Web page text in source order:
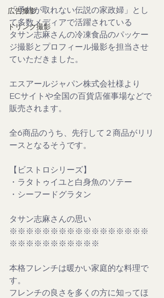
広告撮影
ドリンク撮影
「予約が取れない伝説の家政婦」とし
て多数メディアで活躍されている
タサン志麻さんの冷凍食品のパッケー
ジ撮影とプロフィール撮影を担当させ
ていただきました。
エスアールジャパン株式会社様より
ECサイトや全国の百貨店催事場などで
販売されます。
全6商品のうち、先行して２商品がリリ
ースとなるそうです。
【ビストロシリーズ】
・ラタトゥイユと白身魚のソテー
・シーフードグラタン
タサン志麻さんの思い
※※※※※※※※※※※※※※※※※
※※※※※※※※※※※
本格フレンチは暖かい家庭的な料理で
す。
フレンチの良さを多くの方に知ってほ